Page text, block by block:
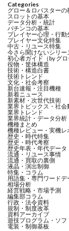
Categories
グロー＆ロバスターの
スロットの基本
データ分析・統計
パチンコの基本
プレイヤー心理・行動
プレイヤー文化特集
中古・リユース特集
今さら聞けないシリー
初心者ガイド（by グロ
役物・筐体構造
技術・構造白書
技術トレンド
文化・社会考察
新台速報・注目機種
新着ニュース
新素材・次世代技術
業界トピックス・社会
業界トレンド
業界統計・データ分析
機種まとめ
機種レビュー・実機レ
歴史・時代特集
歴史・時代考察
歴史年表・年代データ
流通・リユース事情
流通・買取の裏側
液晶・演出制御
特集・コラム
用語集・専門ワードデ
相場分析
経営戦略・市場予測
編集部コラム
行政・法令資料
規制・制度改革
資料アーカイブ
遊技プログラム・ソフ
電装・制御基板